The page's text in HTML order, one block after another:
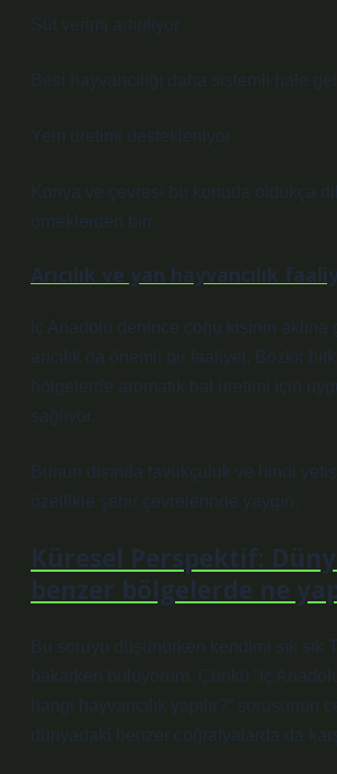
Süt verimi artırılıyor
Besi hayvancılığı daha sistemli hale
Yem üretimi destekleniyor
Konya ve çevresi bu konuda oldukça
örneklerden biri.
Arıcılık ve yan hayvancılık
İç Anadolu denince çoğu kişinin aklına
arıcılık da önemli bir faaliyet. Bozkır
bölgelerde aromatik bal üretimi için
sağlıyor.
Bunun dışında tavukçuluk ve hindi
özellikle şehir çevrelerinde yaygın.
Küresel Perspektif:
benzer bölgelerde ne
Bu soruyu düşünürken kendimi sık sık
bakarken buluyorum. Çünkü “İç
hangi hayvancılık yapılır?” sorusunun
dünyadaki benzer coğrafyalarda da